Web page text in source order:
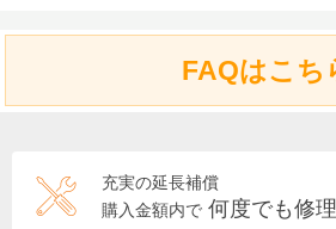
FAQはこち
充実の延長補償
購入金額内で 何度でも修